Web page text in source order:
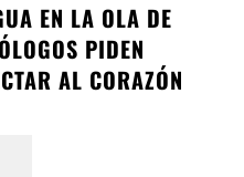
EN LA OLA DE
PIDEN
AL CORAZÓN